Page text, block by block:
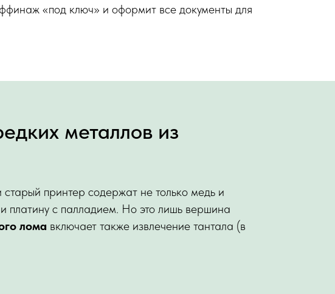
«под ключ» и оформит все документы для
металлов из
принтер содержат не только медь и
платину с палладием. Но это лишь вершина
лома включает также извлечение тантала (в